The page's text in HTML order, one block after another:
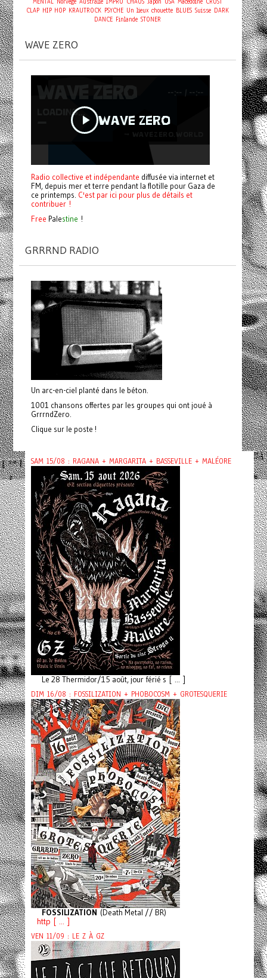
CLAP HIP HOP KRAUTROCK PSYCHE Un lieux chouette BLUES Suisse DARK
DANCE Finlande STONER
WAVE ZERO
Radio collective et indépendante diffusée via internet et
FM, depuis mer et terre pendant la flotille pour Gaza de
ce printemps. C'est par ici pour plus de détails et
contribuer !
Free Palestine !
GRRRND RADIO
Un arc-en-ciel planté dans le béton.
1001 chansons offertes par les groupes qui ont joué à
GrrrndZero.
Clique sur le poste !
SAM 15/08 : RAGANA + MARGARITA + BASSEVILLE + MALÉORE
Le 28 Thermidor/15 août, jour férié s [ ... ]
DIM 16/08 : FOSSILIZATION + PHOBOCOSM + GROTESQUERIE
FOSSILIZATION (Death Metal // BR)
http [ ... ]
VEN 11/09 : LE Z À GZ